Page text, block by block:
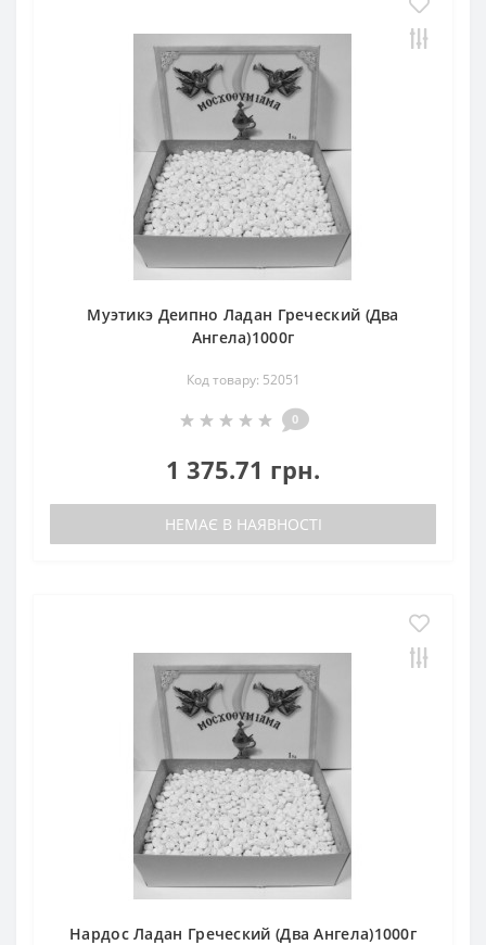
Муэтикэ Деипно Ладан Греческий (Два
Ангела)1000г
Код товару: 52051
0
1 375.71 грн.
НЕМАЄ В НАЯВНОСТІ
Нардос Ладан Греческий (Два Ангела)1000г